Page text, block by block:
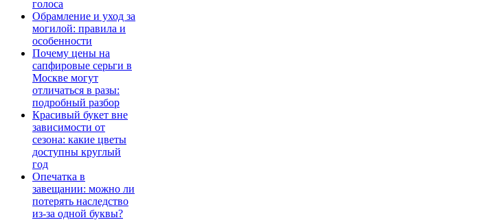
голоса
Обрамление и уход за
могилой: правила и
особенности
Почему цены на
сапфировые серьги в
Москве могут
отличаться в разы:
подробный разбор
Красивый букет вне
зависимости от
сезона: какие цветы
доступны круглый
год
Опечатка в
завещании: можно ли
потерять наследство
из-за одной буквы?